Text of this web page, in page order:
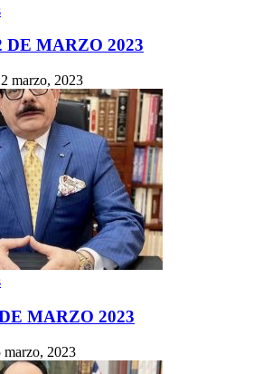
DE MARZO 2023
marzo, 2023
MARZO 2023
marzo, 2023